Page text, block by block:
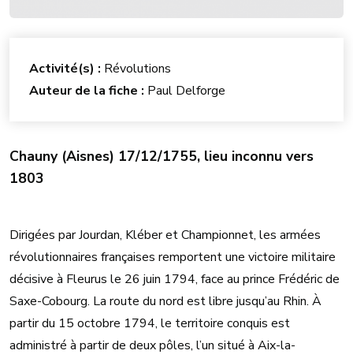
Chauny (Aisnes) 17/12/1755, lieu inconnu vers
1803
Dirigées par Jourdan, Kléber et Championnet, les armées
révolutionnaires françaises remportent une victoire militaire
décisive à Fleurus le 26 juin 1794, face au prince Frédéric de
Saxe-Cobourg. La route du nord est libre jusqu’au Rhin. À
partir du 15 octobre 1794, le territoire conquis est
administré à partir de deux pôles, l’un situé à Aix-la-
Activité(s) : Révolutions
Auteur de la fiche : Paul Delforge